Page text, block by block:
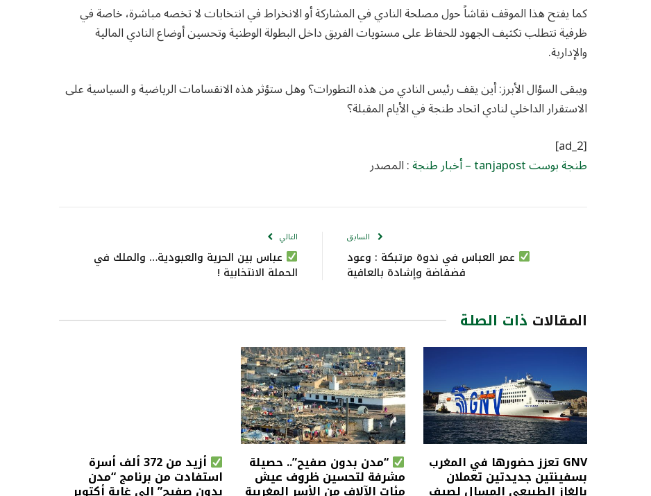
كما يفتح هذا الموقف نقاشاً حول مصلحة النادي في المشاركة أو الانخراط في انتخابات لا تخصه مباشرة، خاصة في
ظرفية تتطلب تكثيف الجهود للحفاظ على مستويات الفريق داخل البطولة الوطنية وتحسين أوضاع النادي المالية
والإدارية.
ويبقى السؤال الأبرز: أين يقف رئيس النادي من هذه التطورات؟ وهل ستؤثر هذه الانقسامات الرياضية و السياسية على
الاستقرار الداخلي لنادي اتحاد طنجة في الأيام المقبلة؟
[ad_2]
طنجة بوست tanjapost – أخبار طنجة
: المصدر
السابق
عمر العباس في ندوة مرتبكة : وعود
فضفاضة وإشادة بالعافية
التالي
عباس بين الحرية والعبودية… والملك في
الحملة الانتخابية !
المقالات ذات الصلة
GNV تعزز حضورها في المغرب
بسفينتين جديدتين تعملان
“مدن بدون صفيح”.. حصيلة
مشرفة لتحسين ظروف عيش
أزيد من 372 ألف أسرة
استفادت من برنامج “مدن